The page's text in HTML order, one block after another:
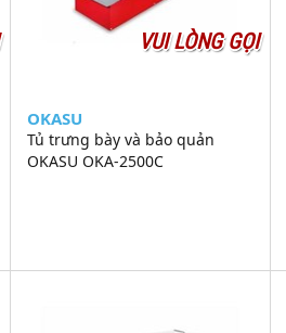
VUI LÒNG GỌI
OKASU
Tủ trưng bày và bảo quản
OKASU OKA-2500C